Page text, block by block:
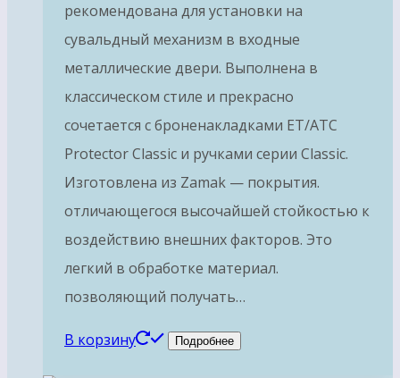
рекомендована для установки на
сувальдный механизм в входные
металлические двери. Выполнена в
классическом стиле и прекрасно
сочетается с броненакладками ET/ATC
Protector Classic и ручками серии Classic.
Изготовлена из Zamak — покрытия.
отличающегося высочайшей стойкостью к
воздействию внешних факторов. Это
легкий в обработке материал.
позволяющий получать…
В корзину Подробнее